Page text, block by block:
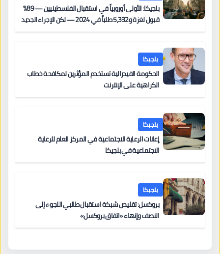
بلجيكا: الأولى أوروبياً في استقبال الفلسطينيين — 89%
قبول لغزة و5,332 طلباً في 2024 — لكن الإجراء الجديد
بلجيكا
الحكومة الفيدرالية تستخدم المؤثرين لمكافحة خطاب
الكراهية على الإنترنت
بلجيكا
إعانات الرعاية الاجتماعية في المركز العام للرعاية
الاجتماعية في بلجيكا
بلجيكا
بروكسل: تقليص شبكة استقبال طالبي اللجوء إلى
النصف وإنهاء «اتفاق بروكسل»